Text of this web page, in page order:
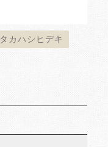
タカハシヒデキ